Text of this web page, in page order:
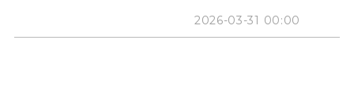
2026-03-31 00:00